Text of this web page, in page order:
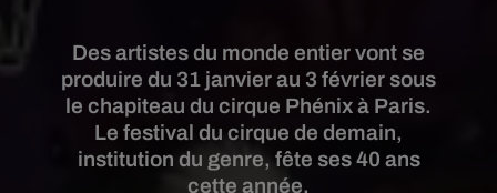
Des artistes du monde entier vont se
produire du 31 janvier au 3 février sous
le chapiteau du cirque Phénix à Paris.
Le festival du cirque de demain,
institution du genre, fête ses 40 ans
cette année.